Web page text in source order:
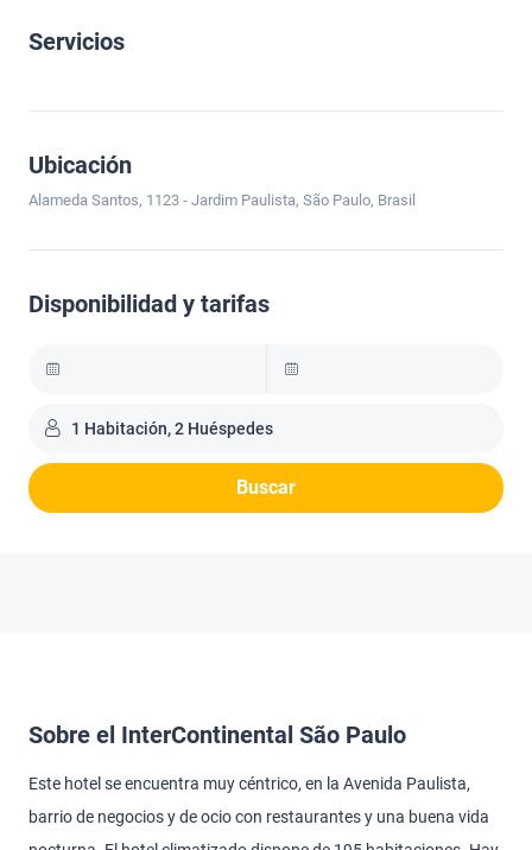
Servicios
Ubicación
Alameda Santos, 1123 - Jardim Paulista, São Paulo, Brasil
Disponibilidad y tarifas
1 Habitación, 2 Huéspedes
Buscar
Sobre el InterContinental São Paulo
Este hotel se encuentra muy céntrico, en la Avenida Paulista,
barrio de negocios y de ocio con restaurantes y una buena vida